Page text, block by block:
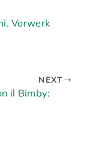
Vorwerk
NEXT
il Bimby: